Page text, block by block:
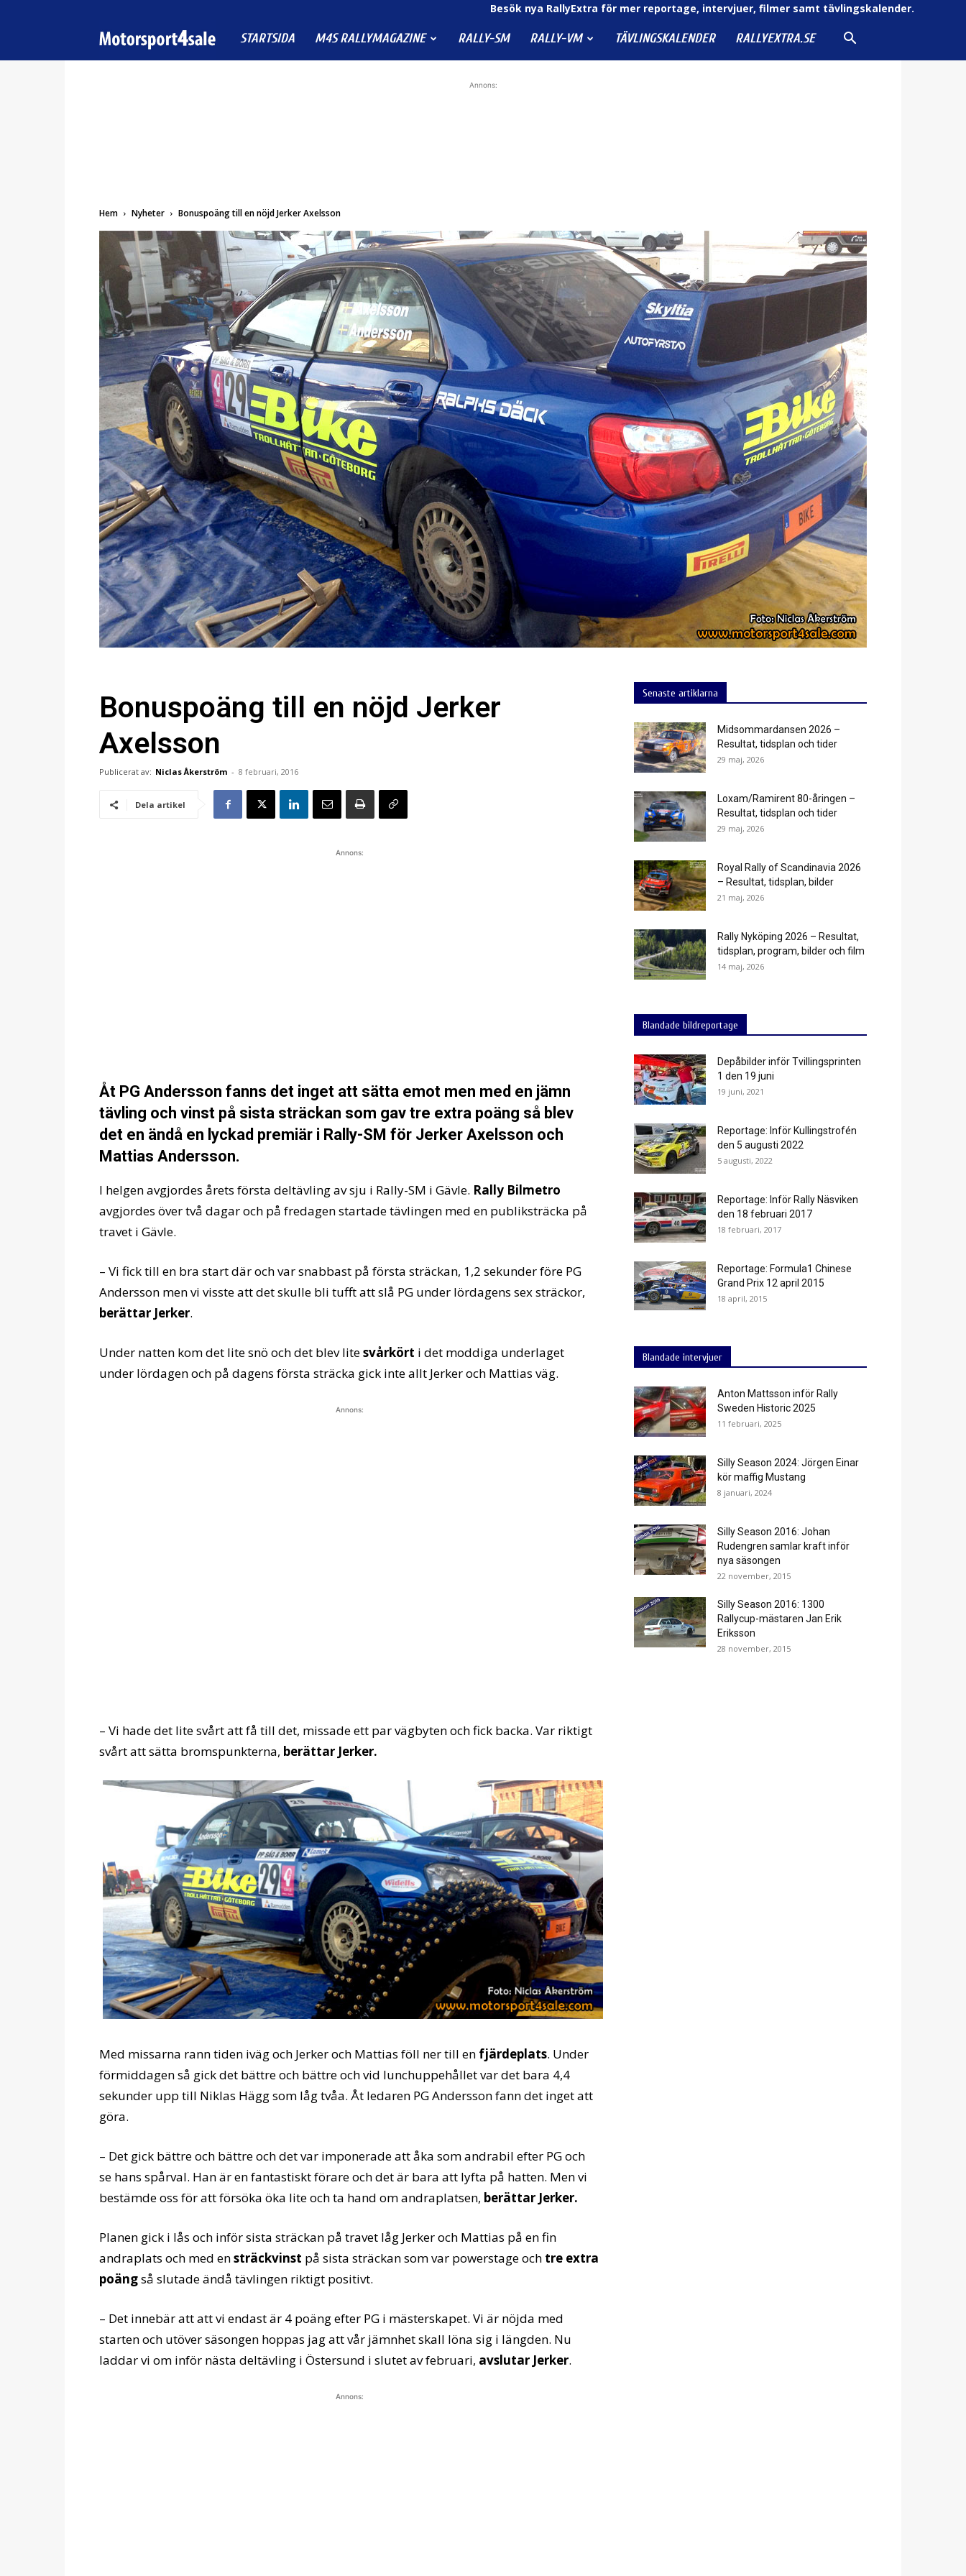
Besök nya RallyExtra för mer reportage, intervjuer, filmer samt tävlingskalender.
Motorsport4sale
STARTSIDA M4S RALLYMAGAZINE RALLY-SM RALLY-VM TÄVLINGSKALENDER RALLYEXTRA.SE
Annons:
Hem Nyheter Bonuspoäng till en nöjd Jerker Axelsson
Bonuspoäng till en nöjd Jerker
Axelsson
Publicerat av: Niclas Åkerström - 8 februari, 2016
Dela artikel
Annons:
Åt PG Andersson fanns det inget att sätta emot men med en jämn
tävling och vinst på sista sträckan som gav tre extra poäng så blev
det en ändå en lyckad premiär i Rally-SM för Jerker Axelsson och
Mattias Andersson.
I helgen avgjordes årets första deltävling av sju i Rally-SM i Gävle. Rally Bilmetro
avgjordes över två dagar och på fredagen startade tävlingen med en publiksträcka på
travet i Gävle.
– Vi fick till en bra start där och var snabbast på första sträckan, 1,2 sekunder före PG
Andersson men vi visste att det skulle bli tufft att slå PG under lördagens sex sträckor,
berättar Jerker.
Under natten kom det lite snö och det blev litesvårkört i det moddiga underlaget
under lördagen och på dagens första sträcka gick inte allt Jerker och Mattias väg.
Annons:
– Vi hade det lite svårt att få till det, missade ett par vägbyten och fick backa. Var riktigt
svårt att sätta bromspunkterna, berättar Jerker.
Med missarna rann tiden iväg och Jerker och Mattias föll ner till en fjärdeplats. Under
förmiddagen så gick det bättre och bättre och vid lunchuppehållet var det bara 4,4
sekunder upp till Niklas Hägg som låg tvåa. Åt ledaren PG Andersson fann det inget att
göra.
– Det gick bättre och bättre och det var imponerade att åka som andrabil efter PG och
se hans spårval. Han är en fantastiskt förare och det är bara att lyfta på hatten. Men vi
bestämde oss för att försöka öka lite och ta hand om andraplatsen, berättar Jerker.
Planen gick i lås och inför sista sträckan på travet låg Jerker och Mattias på en fin
andraplats och med ensträckvinst på sista sträckan som var powerstage och tre extra
poängså slutade ändå tävlingen riktigt positivt.
– Det innebär att att vi endast är 4 poäng efter PG i mästerskapet. Vi är nöjda med
starten och utöver säsongen hoppas jag att vår jämnhet skall löna sig i längden. Nu
laddar vi om inför nästa deltävling i Östersund i slutet av februari, avslutar Jerker.
Annons:
Senaste artiklarna
Midsommardansen 2026 –
Resultat, tidsplan och tider
29 maj, 2026
Loxam/Ramirent 80-åringen –
Resultat, tidsplan och tider
29 maj, 2026
Royal Rally of Scandinavia 2026
– Resultat, tidsplan, bilder
21 maj, 2026
Rally Nyköping 2026 – Resultat,
tidsplan, program, bilder och film
14 maj, 2026
Blandade bildreportage
Depåbilder inför Tvillingsprinten
1 den 19 juni
19 juni, 2021
Reportage: Inför Kullingstrofén
den 5 augusti 2022
5 augusti, 2022
Reportage: Inför Rally Näsviken
den 18 februari 2017
18 februari, 2017
Reportage: Formula1 Chinese
Grand Prix 12 april 2015
18 april, 2015
Blandade intervjuer
Anton Mattsson inför Rally
Sweden Historic 2025
11 februari, 2025
Silly Season 2024: Jörgen Einar
kör maffig Mustang
8 januari, 2024
Silly Season 2016: Johan
Rudengren samlar kraft inför
nya säsongen
22 november, 2015
Silly Season 2016: 1300
Rallycup-mästaren Jan Erik
Eriksson
28 november, 2015